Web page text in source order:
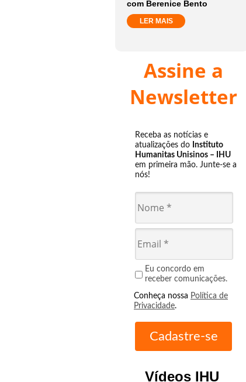
com Berenice Bento
LER MAIS
Assine a
Newsletter
Receba as notícias e
atualizações do Instituto
Humanitas Unisinos – IHU
em primeira mão. Junte-se a
nós!
Eu concordo em
receber comunicações.
Conheça nossa Política de
Privacidade.
Vídeos IHU